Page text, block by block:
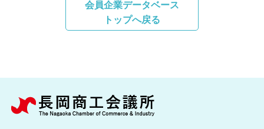
会員企業データベース
トップへ戻る